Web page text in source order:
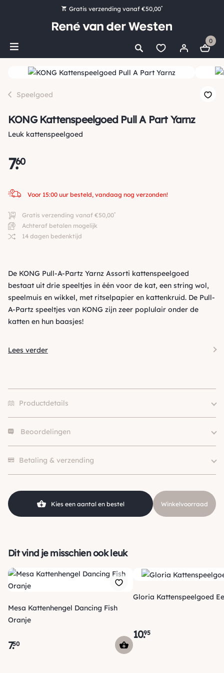
Gratis verzending vanaf €50,00*
Bestel nu, betaal later met Klarna
Ruim 16.000 artikelen op voorraad
0
Speelgoed
KONG Kattenspeelgoed Pull A Part Yarnz
Leuk kattenspeelgoed
7.
60
Voor 15:00 uur besteld, vandaag nog verzonden!
Gratis verzending vanaf €50,00*
Achteraf betalen mogelijk
14 dagen bedenktijd
De KONG Pull-A-Partz Yarnz Assorti kattenspeelgoed
bestaat uit drie speeltjes in één voor de kat, een string wol,
speelmuis en wikkel, met ritselpapier en kattenkruid. De Pull-
A-Partz speeltjes van KONG zijn zeer poplulair onder de
katten en hun baasjes!
Lees verder
Productdetails
Merk
Kleur
Groen
SKU
Beoordelingen
Betaling & verzending
Kies een aantal en bestel Winkelvoorraad
Dit vind je misschien ook leuk
Mesa Kattenhengel Dancing Fish
Oranje
7.50
Gloria Kattenspeelgoed
10.95